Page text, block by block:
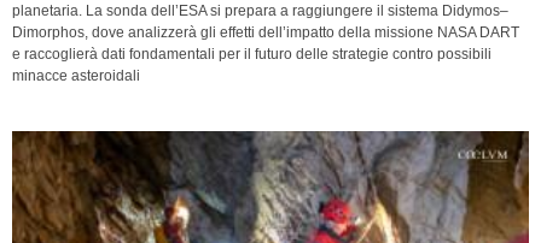
planetaria. La sonda dell’ESA si prepara a raggiungere il sistema Didymos–
Dimorphos, dove analizzerà gli effetti dell’impatto della missione NASA DART
e raccoglierà dati fondamentali per il futuro delle strategie contro possibili
minacce asteroidali